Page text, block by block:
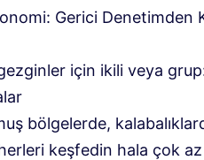
Gerici Denetimden
için ikili veya
bölgelerde,
keşfedin hala çok